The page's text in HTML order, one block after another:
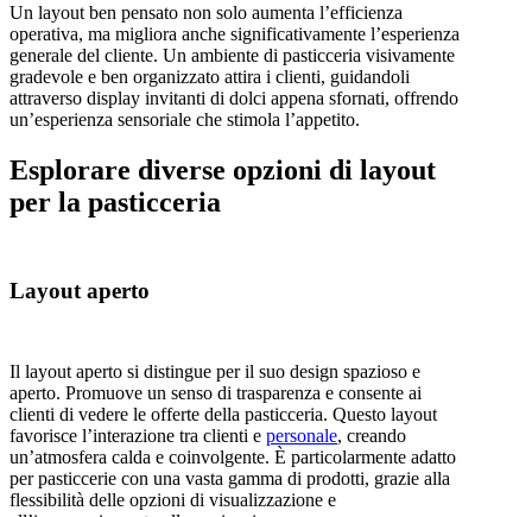
Un layout ben pensato non solo aumenta l’efficienza
operativa, ma migliora anche significativamente l’esperienza
generale del cliente. Un ambiente di pasticceria visivamente
gradevole e ben organizzato attira i clienti, guidandoli
attraverso display invitanti di dolci appena sfornati, offrendo
un’esperienza sensoriale che stimola l’appetito.
Esplorare diverse opzioni di layout
per la pasticceria
Layout aperto
Il layout aperto si distingue per il suo design spazioso e
aperto. Promuove un senso di trasparenza e consente ai
clienti di vedere le offerte della pasticceria. Questo layout
favorisce l’interazione tra clienti e personale, creando
un’atmosfera calda e coinvolgente. È particolarmente adatto
per pasticcerie con una vasta gamma di prodotti, grazie alla
flessibilità delle opzioni di visualizzazione e